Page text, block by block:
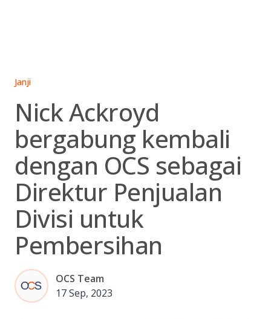
Janji
Nick Ackroyd
bergabung kembali
dengan OCS sebagai
Direktur Penjualan
Divisi untuk
Pembersihan
OCS Team
17 Sep, 2023